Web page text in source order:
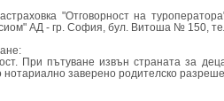
"Отговорност на
АД - гр. София, бул. Витоша № 150,
При пътуване извън страната за
заверено родителско